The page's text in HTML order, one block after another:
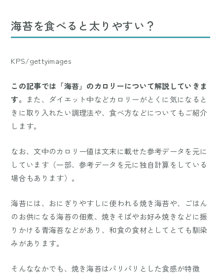
海苔を食べると太りやすい？
KPS/gettyimages
この記事では「海苔」のカロリーについて解説していきま
す。
また、ダイエット中などカロリーがとくに気になると
きに取り入れたい調理法や、食べ方などについてもご紹介
します。
なお、文中のカロリー値は文末に載せた参考データを元に
しています（一部、参考データを元に独自計算をしている
場合もあります）。
海苔には、おにぎりやすしに使われる焼き海苔や、ごはん
のお供になる海苔の佃煮、焼きそばやお好み焼きなどに振
りかける青海苔などがあり、和食の食材としてとても馴染
みがあります。
そんななかでも、焼き海苔はパリパリとした食感が特徴